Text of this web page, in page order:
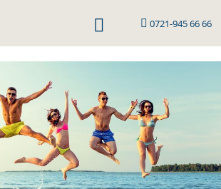
 0721-945 66 66